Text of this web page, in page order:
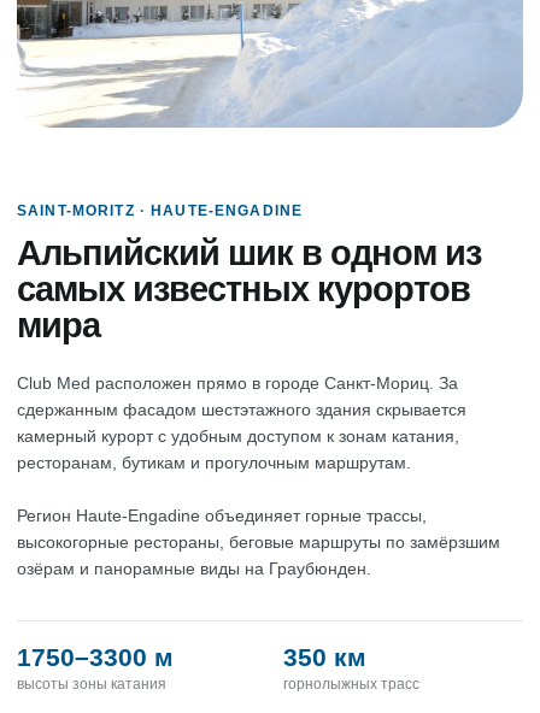
SAINT-MORITZ · HAUTE-ENGADINE
Альпийский шик в одном из
самых известных курортов
мира
Club Med расположен прямо в городе Санкт-Мориц. За
сдержанным фасадом шестэтажного здания скрывается
камерный курорт с удобным доступом к зонам катания,
ресторанам, бутикам и прогулочным маршрутам.
Регион Haute-Engadine объединяет горные трассы,
высокогорные рестораны, беговые маршруты по замёрзшим
озёрам и панорамные виды на Граубюнден.
1750–3300 м
высоты зоны катания
350 км
горнолыжных трасс